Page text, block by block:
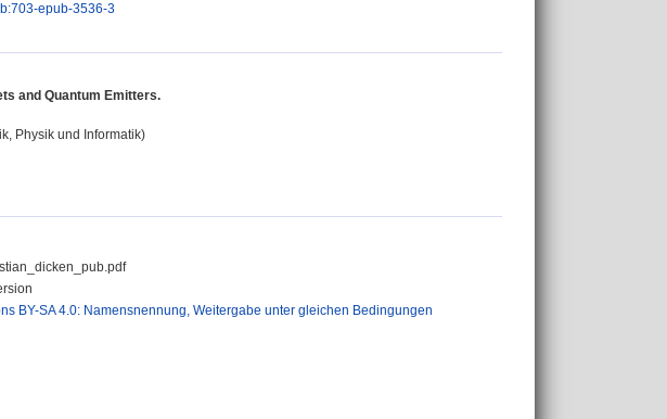
epub-3536-3
and Quantum Emitters.
Physik und Informatik)
BY-SA 4.0: Namensnennung, Weitergabe unter gleichen Bedingungen